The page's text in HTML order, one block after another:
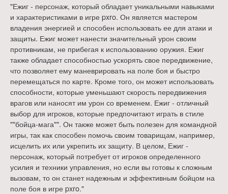
"Ежиг - персонаж, который обладает уникальными навыками
и характеристиками в игре pxro. Он является мастером
владения энергией и способен использовать ее для атаки и
защиты. Ежиг может нанести значительный урон своим
противникам, не прибегая к использованию оружия. Ежиг
также обладает способностью ускорять свое передвижение,
что позволяет ему маневрировать на поле боя и быстро
перемещаться по карте. Кроме того, он может использовать
способности, которые уменьшают скорость передвижения
врагов или наносят им урон со временем. Ежиг - отличный
выбор для игроков, которые предпочитают играть в стиле
""бойца-мага"". Он также может быть полезен для командной
игры, так как способен помочь своим товарищам, например,
исцелить их или укрепить их защиту. В целом, Ежиг -
персонаж, который потребует от игроков определенного
усилия и техники управления, но если вы готовы к сложным
вызовам, то он станет надежным и эффективным бойцом на
поле боя в игре pxro."